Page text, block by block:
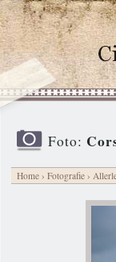
Foto:
Home › Fotografie ›